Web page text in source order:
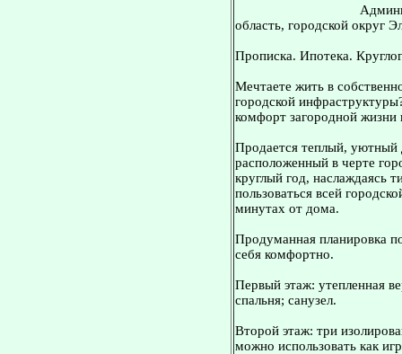
область, городской округ
Прописка. Ипотека.
Мечтаете жить в
городской
комфорт загородной жизни
Продается теплый, уютный
расположенный в черте
круглый год, наслаждаясь
пользоваться всей
минутах от дома.
Продуманная планировка
себя комфортно.
Первый этаж: утепленная
спальня; санузел.
Второй этаж: три
можно использовать как